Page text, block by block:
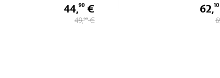
44,90€
49,90€
62,10